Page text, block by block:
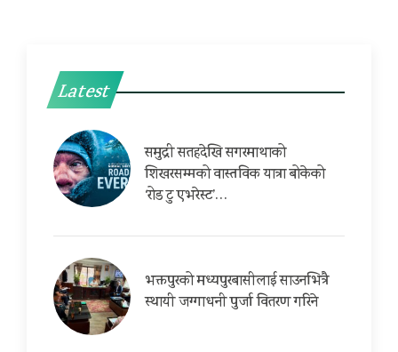
Latest
समुद्री सतहदेखि सगरमाथाको
शिखरसम्मको वास्तविक यात्रा बोकेको
‘रोड टु एभरेस्ट’…
भक्तपुरको मध्यपुरबासीलाई साउनभित्रै
स्थायी जग्गाधनी पुर्जा वितरण गरिने